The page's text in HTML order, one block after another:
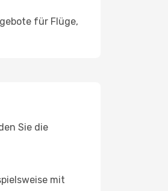
für Flüge,
Sie die
mit